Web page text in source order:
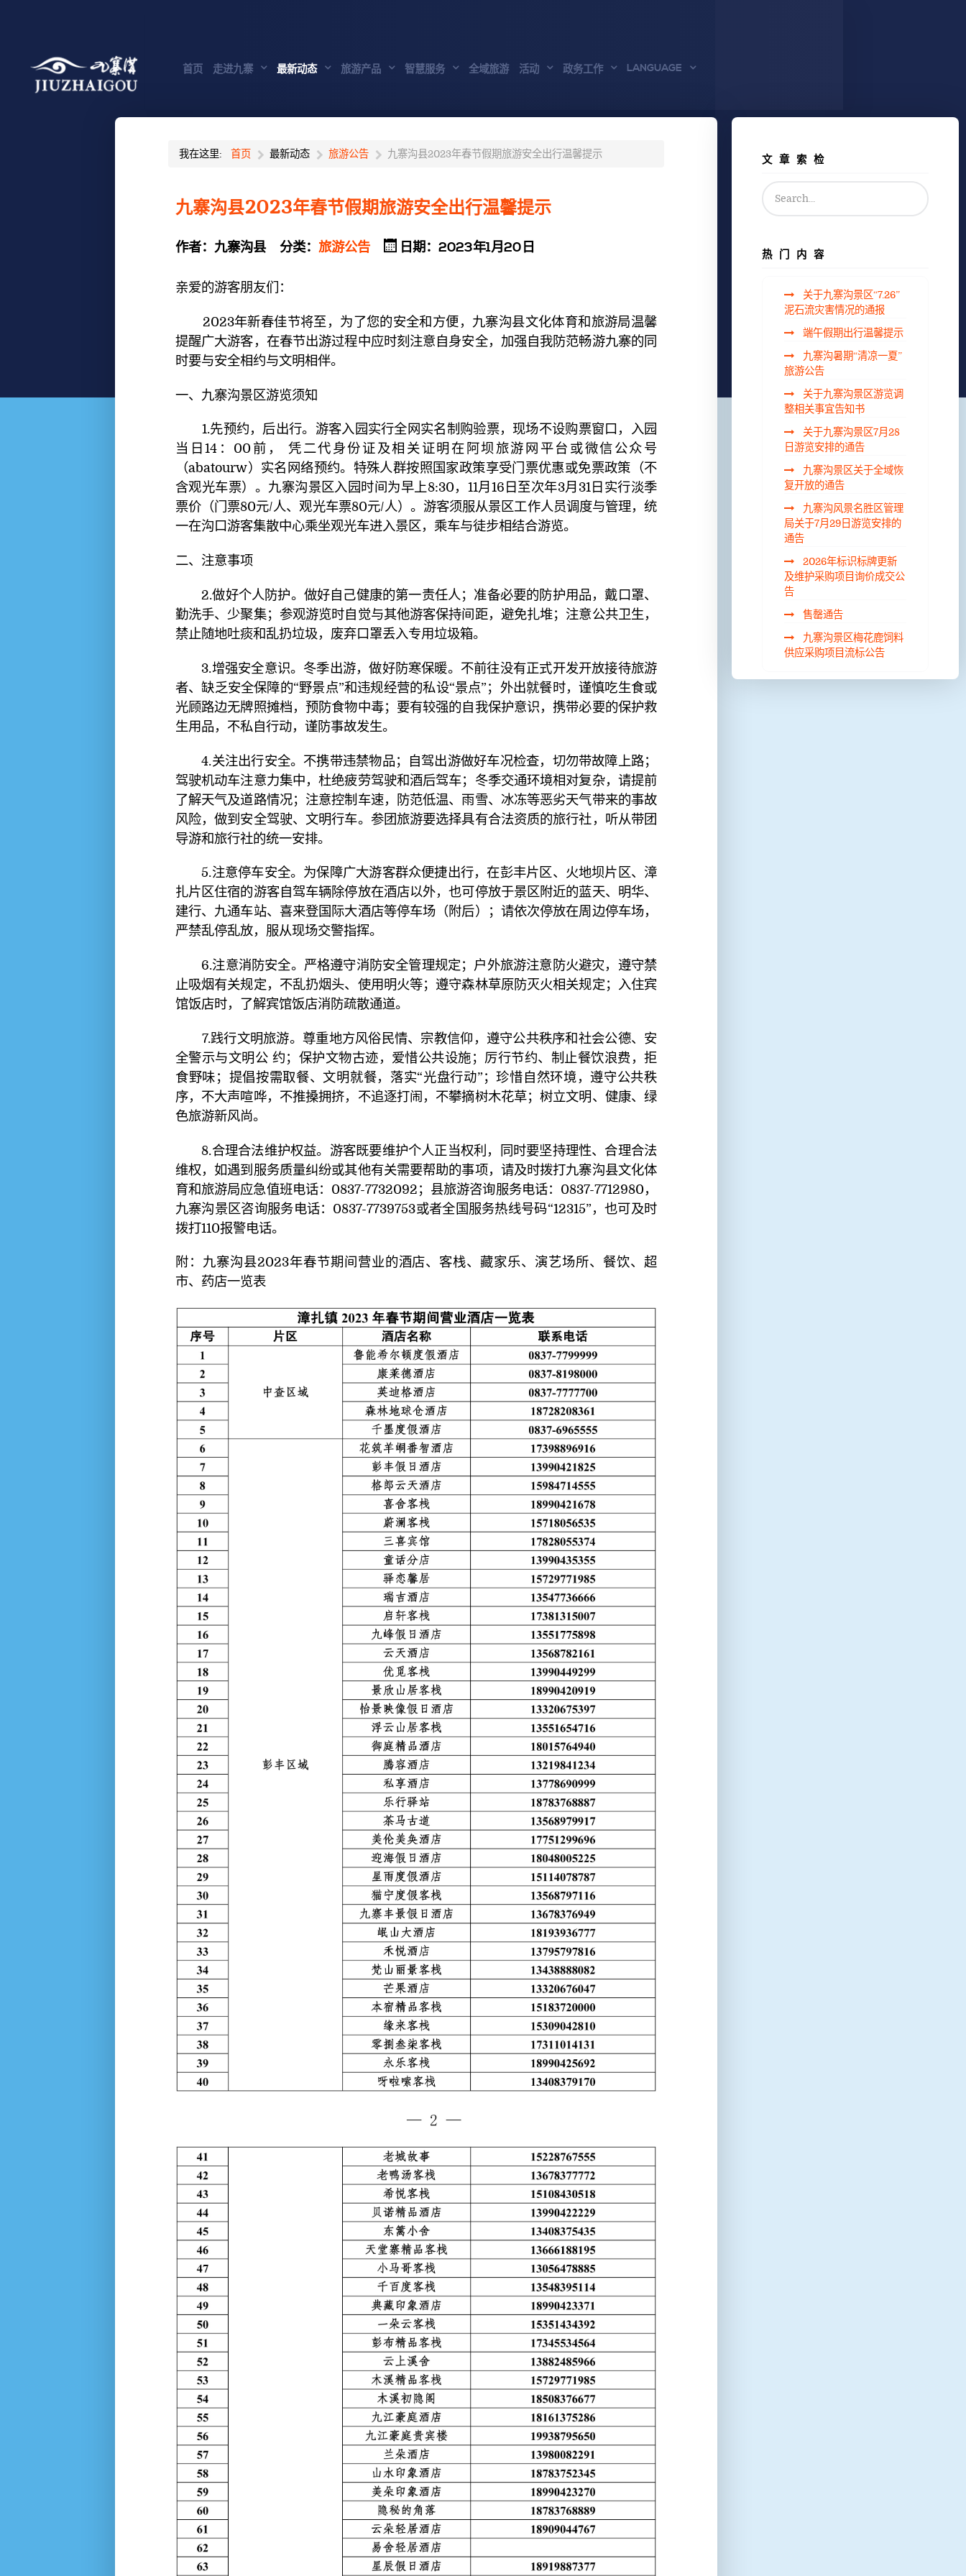
首页 走进九寨 最新动态 旅游产品 智慧服务 全域旅游 活动 政务工作 LANGUAGE
我在这里: 首页 最新动态 旅游公告 九寨沟县2023年春节假期旅游安全出行温馨提示
九寨沟县2023年春节假期旅游安全出行温馨提示
作者： 九寨沟县 分类： 旅游公告 日期：2023年1月20日
亲爱的游客朋友们：
2023年新春佳节将至，为了您的安全和方便，九寨沟县文化体育和旅游局温馨
提醒广大游客，在春节出游过程中应时刻注意自身安全，加强自我防范畅游九寨的同
时要与安全相约与文明相伴。
一、九寨沟景区游览须知
1.先预约，后出行。游客入园实行全网实名制购验票，现场不设购票窗口，入园
当日14：00前， 凭二代身份证及相关证明在阿坝旅游网平台或微信公众号
（abatourw）实名网络预约。特殊人群按照国家政策享受门票优惠或免票政策（不
含观光车票）。九寨沟景区入园时间为早上8:30，11月16日至次年3月31日实行淡季
票价（门票80元/人、观光车票80元/人）。游客须服从景区工作人员调度与管理，统
一在沟口游客集散中心乘坐观光车进入景区，乘车与徒步相结合游览。
二、注意事项
2.做好个人防护。做好自己健康的第一责任人；准备必要的防护用品，戴口罩、
勤洗手、少聚集；参观游览时自觉与其他游客保持间距，避免扎堆；注意公共卫生，
禁止随地吐痰和乱扔垃圾，废弃口罩丢入专用垃圾箱。
3.增强安全意识。冬季出游，做好防寒保暖。不前往没有正式开发开放接待旅游
者、缺乏安全保障的“野景点”和违规经营的私设“景点”；外出就餐时，谨慎吃生食或
光顾路边无牌照摊档，预防食物中毒；要有较强的自我保护意识，携带必要的保护救
生用品，不私自行动，谨防事故发生。
4.关注出行安全。不携带违禁物品；自驾出游做好车况检查，切勿带故障上路；
驾驶机动车注意力集中，杜绝疲劳驾驶和酒后驾车；冬季交通环境相对复杂，请提前
了解天气及道路情况；注意控制车速，防范低温、雨雪、冰冻等恶劣天气带来的事故
风险，做到安全驾驶、文明行车。参团旅游要选择具有合法资质的旅行社，听从带团
导游和旅行社的统一安排。
5.注意停车安全。为保障广大游客群众便捷出行，在彭丰片区、火地坝片区、漳
扎片区住宿的游客自驾车辆除停放在酒店以外，也可停放于景区附近的蓝天、明华、
建行、九通车站、喜来登国际大酒店等停车场（附后）；请依次停放在周边停车场，
严禁乱停乱放，服从现场交警指挥。
6.注意消防安全。严格遵守消防安全管理规定；户外旅游注意防火避灾，遵守禁
止吸烟有关规定，不乱扔烟头、使用明火等；遵守森林草原防灭火相关规定；入住宾
馆饭店时，了解宾馆饭店消防疏散通道。
7.践行文明旅游。尊重地方风俗民情、宗教信仰，遵守公共秩序和社会公德、安
全警示与文明公 约；保护文物古迹，爱惜公共设施；厉行节约、制止餐饮浪费，拒
食野味；提倡按需取餐、文明就餐，落实“光盘行动”；珍惜自然环境，遵守公共秩
序，不大声喧哗，不推搡拥挤，不追逐打闹，不攀摘树木花草；树立文明、健康、绿
色旅游新风尚。
8.合理合法维护权益。游客既要维护个人正当权利，同时要坚持理性、合理合法
维权，如遇到服务质量纠纷或其他有关需要帮助的事项，请及时拨打九寨沟县文化体
育和旅游局应急值班电话：0837-7732092；县旅游咨询服务电话：0837-7712980，
九寨沟景区咨询服务电话：0837-7739753或者全国服务热线号码“12315”，也可及时
拨打110报警电话。
附：九寨沟县2023年春节期间营业的酒店、客栈、藏家乐、演艺场所、餐饮、超
市、药店一览表
文章索检
热门内容
关于九寨沟景区“7.26”
泥石流灾害情况的通报
端午假期出行温馨提示
九寨沟暑期“清凉一夏”
旅游公告
关于九寨沟景区游览调
整相关事宜告知书
关于九寨沟景区7月28
日游览安排的通告
九寨沟景区关于全域恢
复开放的通告
九寨沟风景名胜区管理
局关于7月29日游览安排的
通告
2026年标识标牌更新
及维护采购项目询价成交公
告
售罄通告
九寨沟景区梅花鹿饲料
供应采购项目流标公告